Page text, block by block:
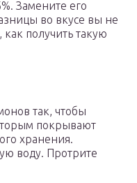
Замените его
во вкусе вы не
как получить такую
так, чтобы
покрывают
хранения.
воду. Протрите